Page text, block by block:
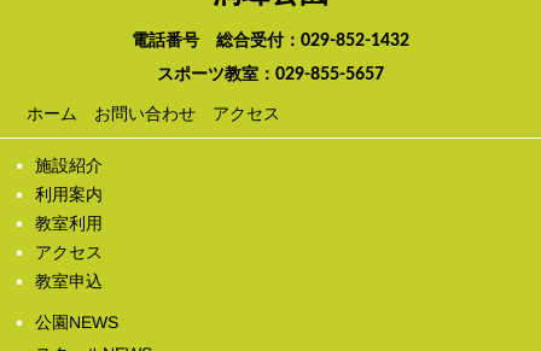
電話番号 総合受付： 029-852-1432
スポーツ教室： 029-855-5657
ホーム お問い合わせ アクセス
施設紹介
利用案内
教室利用
アクセス
教室申込
公園NEWS